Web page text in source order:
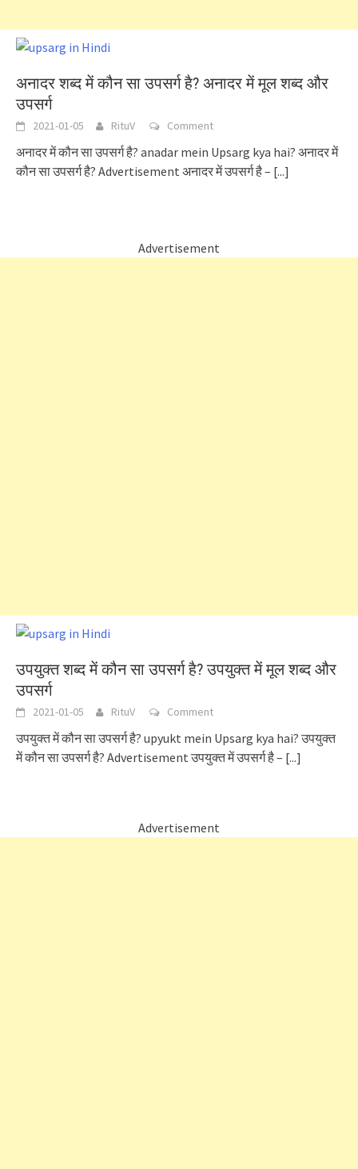
अनादर शब्द में कौन सा उपसर्ग है? अनादर में मूल शब्द और
उपसर्ग
2021-01-05 RituV Comment
अनादर में कौन सा उपसर्ग है? anadar mein Upsarg kya hai? अनादर में
कौन सा उपसर्ग है? Advertisement अनादर में उपसर्ग है – [...]
Advertisement
उपयुक्त शब्द में कौन सा उपसर्ग है? उपयुक्त में मूल शब्द और
उपसर्ग
2021-01-05 RituV Comment
उपयुक्त में कौन सा उपसर्ग है? upyukt mein Upsarg kya hai? उपयुक्त
में कौन सा उपसर्ग है? Advertisement उपयुक्त में उपसर्ग है – [...]
Advertisement